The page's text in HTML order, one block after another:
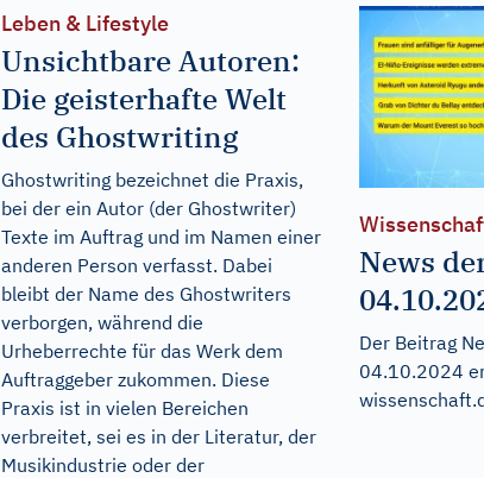
Leben & Lifestyle
Unsichtbare Autoren:
Die geisterhafte Welt
des Ghostwriting
Ghostwriting bezeichnet die Praxis,
bei der ein Autor (der Ghostwriter)
Texte im Auftrag und im Namen einer
anderen Person verfasst. Dabei
bleibt der Name des Ghostwriters
verborgen, während die
Urheberrechte für das Werk dem
Auftraggeber zukommen. Diese
Praxis ist in vielen Bereichen
verbreitet, sei es in der Literatur, der
Musikindustrie oder der
News
Der Beitrag
04.10.2024